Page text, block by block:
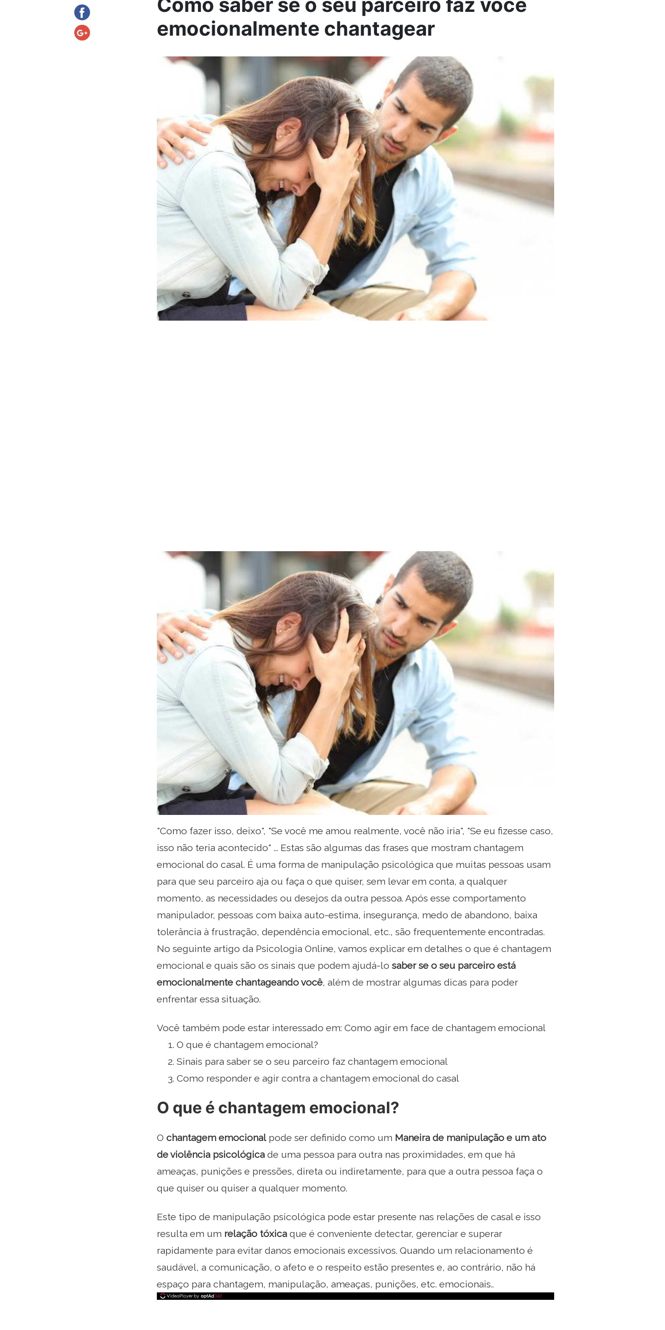
emocionalmente chantagear
"Como fazer isso, deixo", "Se você me amou realmente, você não iria", "Se eu fizesse caso,
isso não teria acontecido" ... Estas são algumas das frases que mostram chantagem
emocional do casal. É uma forma de manipulação psicológica que muitas pessoas usam
para que seu parceiro aja ou faça o que quiser, sem levar em conta, a qualquer
momento, as necessidades ou desejos da outra pessoa. Após esse comportamento
manipulador, pessoas com baixa auto-estima, insegurança, medo de abandono, baixa
tolerância à frustração, dependência emocional, etc., são frequentemente encontradas.
No seguinte artigo da Psicologia Online, vamos explicar em detalhes o que é chantagem
emocional e quais são os sinais que podem ajudá-lo saber se o seu parceiro está
emocionalmente chantageando você, além de mostrar algumas dicas para poder
enfrentar essa situação.
Você também pode estar interessado em: Como agir em face de chantagem emocional
O que é chantagem emocional?
Sinais para saber se o seu parceiro faz chantagem emocional
Como responder e agir contra a chantagem emocional do casal
O que é chantagem emocional?
O chantagem emocionalpode ser definido como um Maneira de manipulação e um ato
de violência psicológica de uma pessoa para outra nas proximidades, em que há
ameaças, punições e pressões, direta ou indiretamente, para que a outra pessoa faça o
que quiser ou quiser a qualquer momento.
Este tipo de manipulação psicológica pode estar presente nas relações de casal e isso
resulta em um relação tóxica que é conveniente detectar, gerenciar e superar
rapidamente para evitar danos emocionais excessivos. Quando um relacionamento é
saudável, a comunicação, o afeto e o respeito estão presentes e, ao contrário, não há
espaço para chantagem, manipulação, ameaças, punições, etc. emocionais..